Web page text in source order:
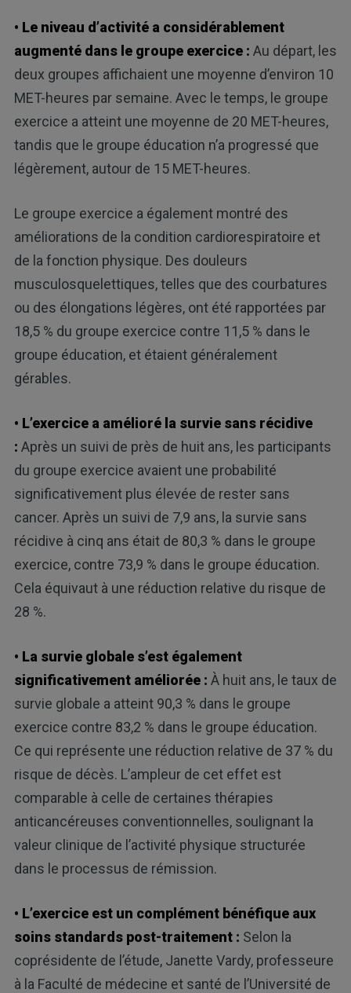
• Le niveau d’activité a considérablement
augmenté dans le groupe exercice : Au départ, les
deux groupes affichaient une moyenne d’environ 10
MET-heures par semaine. Avec le temps, le groupe
exercice a atteint une moyenne de 20 MET-heures,
tandis que le groupe éducation n’a progressé que
légèrement, autour de 15 MET-heures.
Le groupe exercice a également montré des
améliorations de la condition cardiorespiratoire et
de la fonction physique. Des douleurs
musculosquelettiques, telles que des courbatures
ou des élongations légères, ont été rapportées par
18,5 % du groupe exercice contre 11,5 % dans le
groupe éducation, et étaient généralement
gérables.
• L’exercice a amélioré la survie sans récidive
: Après un suivi de près de huit ans, les participants
du groupe exercice avaient une probabilité
significativement plus élevée de rester sans
cancer. Après un suivi de 7,9 ans, la survie sans
récidive à cinq ans était de 80,3 % dans le groupe
exercice, contre 73,9 % dans le groupe éducation.
Cela équivaut à une réduction relative du risque de
28 %.
• La survie globale s’est également
significativement améliorée : À huit ans, le taux de
survie globale a atteint 90,3 % dans le groupe
exercice contre 83,2 % dans le groupe éducation.
Ce qui représente une réduction relative de 37 % du
risque de décès. L’ampleur de cet effet est
comparable à celle de certaines thérapies
anticancéreuses conventionnelles, soulignant la
valeur clinique de l’activité physique structurée
dans le processus de rémission.
• L’exercice est un complément bénéfique aux
soins standards post-traitement : Selon la
coprésidente de l’étude, Janette Vardy, professeure
à la Faculté de médecine et santé de l’Université de